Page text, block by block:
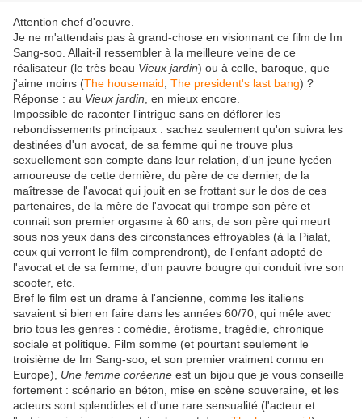
Attention chef d'oeuvre.
Je ne m'attendais pas à grand-chose en visionnant ce film de Im
Sang-soo. Allait-il ressembler à la meilleure veine de ce
réalisateur (le très beau Vieux jardin) ou à celle, baroque, que
j'aime moins (The housemaid The president's last bang) ?
Réponse : au Vieux jardin , en mieux encore.
Impossible de raconter l'intrigue sans en déflorer les
rebondissements principaux : sachez seulement qu'on suivra les
destinées d'un avocat, de sa femme qui ne trouve plus
sexuellement son compte dans leur relation, d'un jeune lycéen
amoureuse de cette dernière, du père de ce dernier, de la
maîtresse de l'avocat qui jouit en se frottant sur le dos de ces
partenaires, de la mère de l'avocat qui trompe son père et
connait son premier orgasme à 60 ans, de son père qui meurt
sous nos yeux dans des circonstances effroyables (à la Pialat,
ceux qui verront le film comprendront), de l'enfant adopté de
l'avocat et de sa femme, d'un pauvre bougre qui conduit ivre son
scooter, etc.
Bref le film est un drame à l'ancienne, comme les italiens
savaient si bien en faire dans les années 60/70, qui mêle avec
brio tous les genres : comédie, érotisme, tragédie, chronique
sociale et politique. Film somme (et pourtant seulement le
troisième de Im Sang-soo, et son premier vraiment connu en
Europe), Une femme coréenne est un bijou que je vous conseille
fortement : scénario en béton, mise en scène souveraine, et les
acteurs sont splendides et d'une rare sensualité (l'acteur et